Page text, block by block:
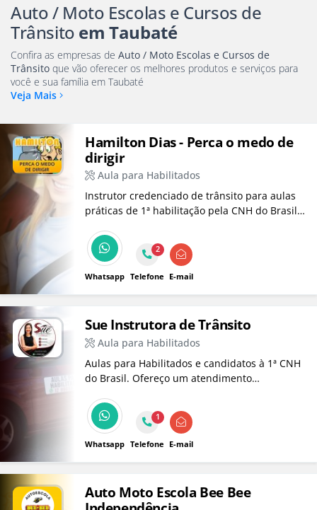
Auto / Moto Escolas e Cursos de
Trânsito em Taubaté
Confira as empresas de Auto / Moto Escolas e Cursos de
Trânsito que vão oferecer os melhores produtos e serviços para
você e sua família em Taubaté
Veja Mais
Hamilton Dias - Perca o medo de
dirigir
Aula para Habilitados
Instrutor credenciado de trânsito para aulas
práticas de 1ª habilitação pela CNH do Brasil,
que desejam dirigir com mais confiança e
segurança. Super treinamento para pessoas
habilitadas.
Whatsapp
2
Telefone E-mail
Sue Instrutora de Trânsito
Aula para Habilitados
Aulas para Habilitados e candidatos à 1ª CNH
do Brasil. Ofereço um atendimento
aprendizagem de cada aluno. As aulas são
realizadas em veículo com duplo comando,
proporcionando mais segurança, confiança.
Whatsapp
1
Telefone E-mail
Auto Moto Escola Bee Bee